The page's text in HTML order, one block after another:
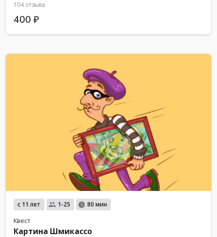
104 отзыва
400 ₽
с 11 лет 1-25 80 мин
Квест
Картина Шмикассо